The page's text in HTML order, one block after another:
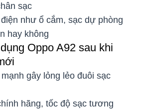
sạc
như ổ cắm, sạc dự phòng
hay không
Oppo A92 sau khi
gây lỏng lẻo đuôi sạc
hãng, tốc độ sạc tương